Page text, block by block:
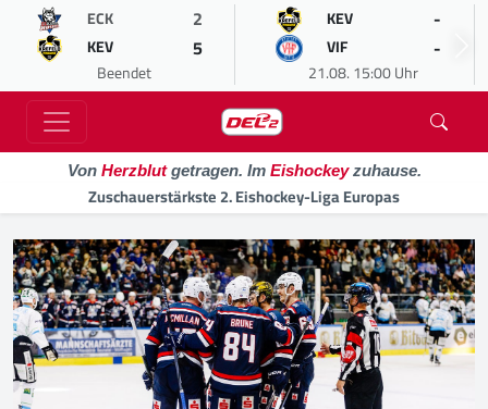
ECK 2
KEV 5
Beendet
KEV -
VIF -
21.08. 15:00 Uhr
Von Herzblutgetragen. Im Eishockeyzuhause.
Zuschauerstärkste 2. Eishockey-Liga Europas